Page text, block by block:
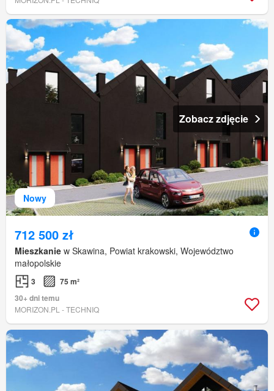
Nowy
Zobacz zdjęcie
712 500 zł
Mieszkanie w Skawina, Powiat krakowski, Województwo
małopolskie
3
75 m²
30+ dni temu
MORIZON.PL - TECHNIQ